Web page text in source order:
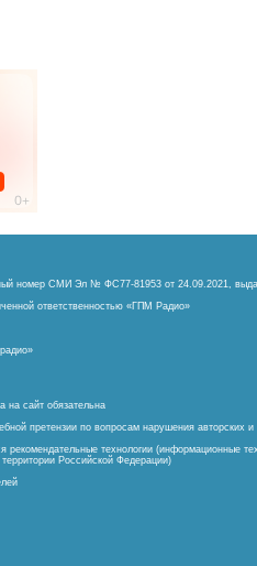
номер СМИ Эл № ФС77-81953 от 24.09.2021,
ответственностью «ГПМ Радио»
на сайт обязательна
претензии по вопросам нарушения авторских
технологии (информационные
Российской Федерации)